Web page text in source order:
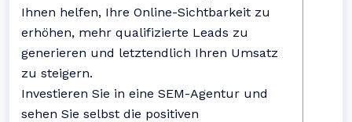
Ihnen helfen, Ihre Online-Sichtbarkeit zu
erhöhen, mehr qualifizierte Leads zu
generieren und letztendlich Ihren Umsatz
zu steigern.
Investieren Sie in eine SEM-Agentur und
sehen Sie selbst die positiven